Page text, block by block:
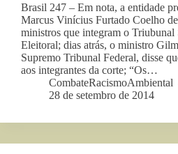
Brasil 247 – Em nota, a entidade
Marcus Vinícius Furtado Coelho
ministros que integram o Triubunal
Eleitoral; dias atrás, o ministro
Supremo Tribunal Federal, disse
aos integrantes da corte; “Os…
CombateRacismoAmbiental
28 de setembro de 2014